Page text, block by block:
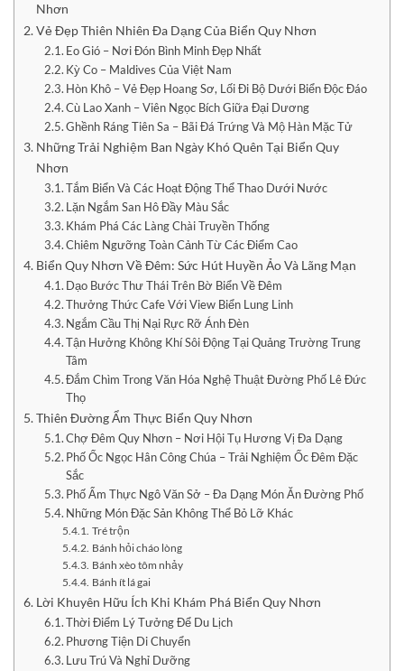
Nhơn
Vẻ Đẹp Thiên Nhiên Đa Dạng Của Biển Quy Nhơn
Eo Gió – Nơi Đón Bình Minh Đẹp Nhất
Kỳ Co – Maldives Của Việt Nam
Hòn Khô – Vẻ Đẹp Hoang Sơ, Lối Đi Bộ Dưới Biển Độc Đáo
Cù Lao Xanh – Viên Ngọc Bích Giữa Đại Dương
Ghềnh Ráng Tiên Sa – Bãi Đá Trứng Và Mộ Hàn Mặc Tử
Những Trải Nghiệm Ban Ngày Khó Quên Tại Biển Quy
Nhơn
Tắm Biển Và Các Hoạt Động Thể Thao Dưới Nước
Lặn Ngắm San Hô Đầy Màu Sắc
Khám Phá Các Làng Chài Truyền Thống
Chiêm Ngưỡng Toàn Cảnh Từ Các Điểm Cao
Biển Quy Nhơn Về Đêm: Sức Hút Huyền Ảo Và Lãng Mạn
Dạo Bước Thư Thái Trên Bờ Biển Về Đêm
Thưởng Thức Cafe Với View Biển Lung Linh
Ngắm Cầu Thị Nại Rực Rỡ Ánh Đèn
Tận Hưởng Không Khí Sôi Động Tại Quảng Trường Trung
Tâm
Đắm Chìm Trong Văn Hóa Nghệ Thuật Đường Phố Lê Đức
Thọ
Thiên Đường Ẩm Thực Biển Quy Nhơn
Chợ Đêm Quy Nhơn – Nơi Hội Tụ Hương Vị Đa Dạng
Phố Ốc Ngọc Hân Công Chúa – Trải Nghiệm Ốc Đêm Đặc
Sắc
Phố Ẩm Thực Ngô Văn Sở – Đa Dạng Món Ăn Đường Phố
Những Món Đặc Sản Không Thể Bỏ Lỡ Khác
Tré trộn
Bánh hỏi cháo lòng
Bánh xèo tôm nhảy
Bánh ít lá gai
Lời Khuyên Hữu Ích Khi Khám Phá Biển Quy Nhơn
Thời Điểm Lý Tưởng Để Du Lịch
Phương Tiện Di Chuyển
Lưu Trú Và Nghỉ Dưỡng